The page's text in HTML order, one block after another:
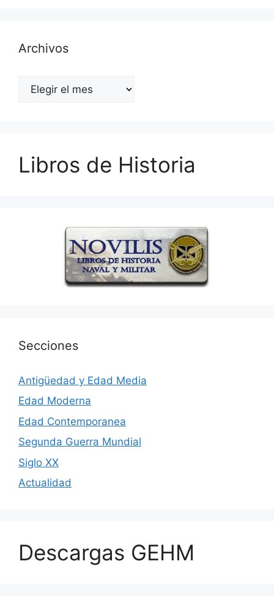
Archivos
Archivos
Libros de Historia
Secciones
Antigüedad y Edad Media
Edad Moderna
Edad Contemporanea
Segunda Guerra Mundial
Siglo XX
Actualidad
Descargas GEHM